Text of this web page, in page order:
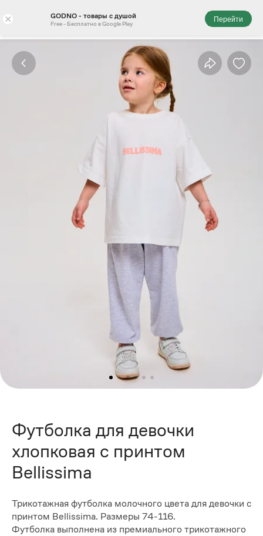
× GODNO - товары с душой
Free - Бесплатно в Google Play
Перейти
Футболка для девочки
хлопковая с принтом
Bellissima
Трикотажная футболка молочного цвета для девочки с
принтом Bellissima. Размеры 74-116.
Футболка выполнена из премиального трикотажного